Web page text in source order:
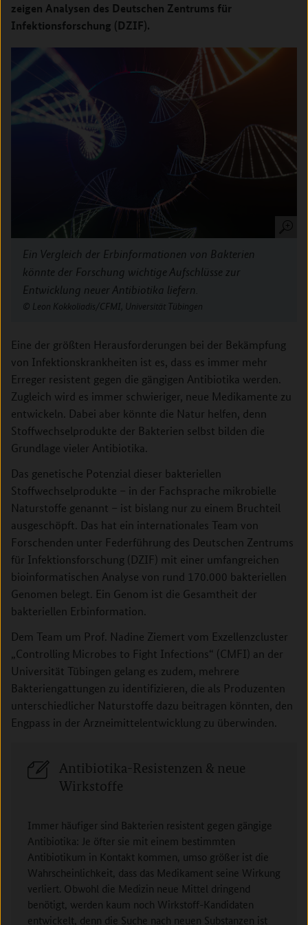
zeigen Analysen des Deutschen Zentrums für
Infektionsforschung (DZIF).
Ein Vergleich der Erbinformationen von Bakterien
könnte der Forschung wichtige Aufschlüsse zur
Entwicklung neuer Antibiotika liefern.
Leon Kokkoliadis/CFMI, Universität Tübingen
Eine der größten Herausforderungen bei der Bekämpfung
von Infektionskrankheiten ist es, dass es immer mehr
Erreger resistent gegen die gängigen Antibiotika werden.
Zugleich wird es immer schwieriger, neue Medikamente zu
entwickeln. Dabei aber könnte die Natur helfen, denn
Stoffwechselprodukte der Bakterien selbst bilden die
Grundlage vieler Antibiotika.
Das genetische Potenzial dieser bakteriellen
Stoffwechselprodukte – in der Fachsprache mikrobielle
Naturstoffe genannt – ist bislang nur zu einem Bruchteil
ausgeschöpft. Das hat ein internationales Team von
Forschenden unter Federführung des Deutschen Zentrums
für Infektionsforschung (DZIF) mit einer umfangreichen
bioinformatischen Analyse von rund 170.000 bakteriellen
Genomen belegt. Ein Genom ist die Gesamtheit der
bakteriellen Erbinformation.
Dem Team um Prof. Nadine Ziemert vom Exzellenzcluster
„Controlling Microbes to Fight Infections“ (CMFI) an der
Universität Tübingen gelang es zudem, mehrere
Bakteriengattungen zu identifizieren, die als Produzenten
unterschiedlicher Naturstoffe dazu beitragen könnten, den
Engpass in der Arzneimittelentwicklung zu überwinden.
Antibiotika-Resistenzen & neue
Wirkstoffe
Immer häufiger sind Bakterien resistent gegen gängige
Antibiotika: Je öfter sie mit einem bestimmten
Antibiotikum in Kontakt kommen, umso größer ist die
Wahrscheinlichkeit, dass das Medikament seine Wirkung
verliert. Obwohl die Medizin neue Mittel dringend
benötigt, werden kaum noch Wirkstoff-Kandidaten
entwickelt, denn die Suche nach neuen Substanzen ist